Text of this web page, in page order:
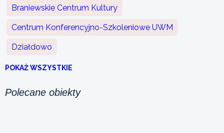
Braniewskie Centrum Kultury
Centrum Konferencyjno-Szkoleniowe UWM
Działdowo
POKAŻ WSZYSTKIE
Polecane obiekty